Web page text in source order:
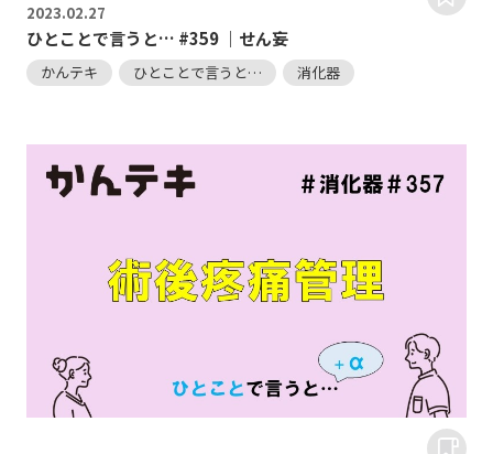
2023.02.27
ひとことで言うと… #359 ｜せん妄
かんテキ ひとことで言うと… 消化器